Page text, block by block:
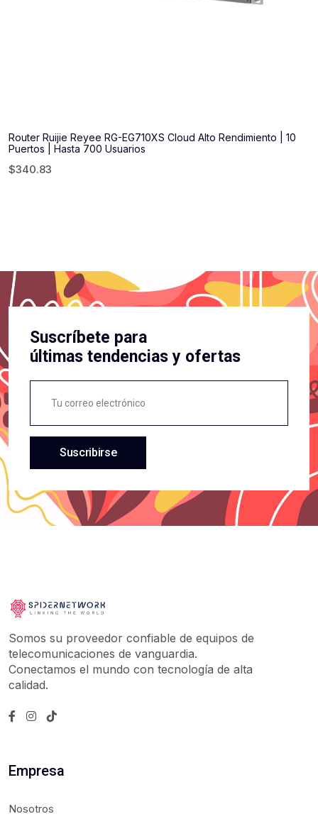
Router Ruijie Reyee RG-EG710XS Cloud Alto Rendimiento | 10
Puertos | Hasta 700 Usuarios
$340.83
Suscríbete para
últimas tendencias y ofertas
Suscribirse
Somos su proveedor confiable de equipos de
telecomunicaciones de vanguardia.
Conectamos el mundo con tecnología de alta
calidad.
Empresa
Nosotros